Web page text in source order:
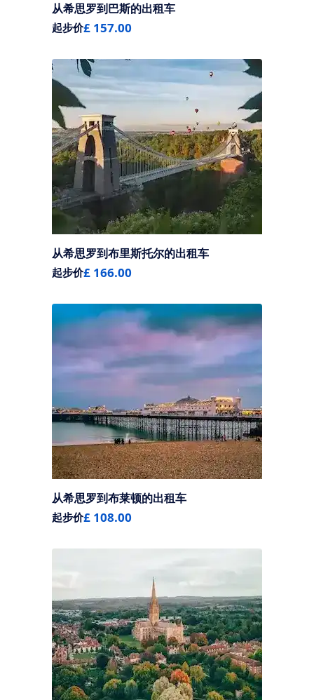
从希思罗到巴斯的出租车
起步价£ 157.00
从希思罗到布里斯托尔的出租车
起步价£ 166.00
从希思罗到布莱顿的出租车
起步价£ 108.00